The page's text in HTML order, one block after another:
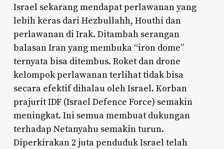
Israel sekarang mendapat perlawanan yang
lebih keras dari Hezbullahh, Houthi dan
perlawanan di Irak. Ditambah serangan
balasan Iran yang membuka “iron dome”
ternyata bisa ditembus. Roket dan drone
kelompok perlawanan terlihat tidak bisa
secara efektif dihalau oleh Israel. Korban
prajurit IDF (Israel Defence Force) semakin
meningkat. Ini semua membuat dukungan
terhadap Netanyahu semakin turun.
Diperkirakan 2 juta penduduk Israel telah